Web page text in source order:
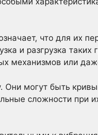
что для их
и разгрузка таких
механизмов или
Они могут быть
сложности при